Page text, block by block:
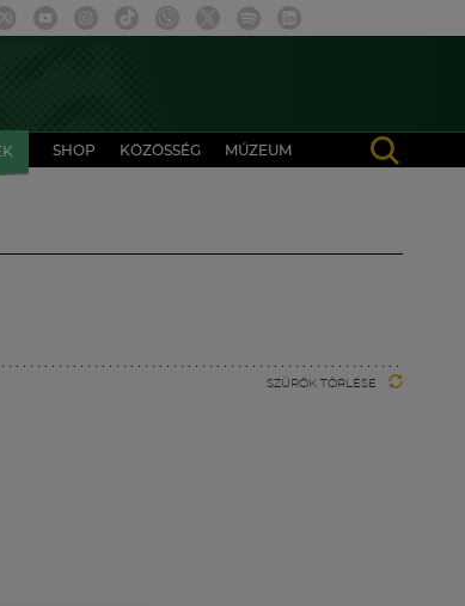
SHOP KÖZÖSSÉG MÚZEUM
SZŰRŐK TÖRLÉSE